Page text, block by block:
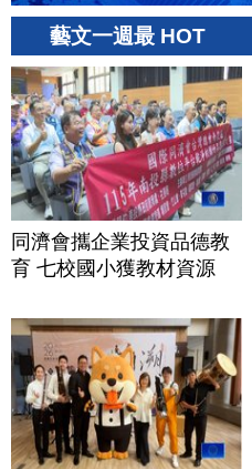
藝文一週最 HOT
同濟會攜企業投資品德教
育 七校國小獲教材資源